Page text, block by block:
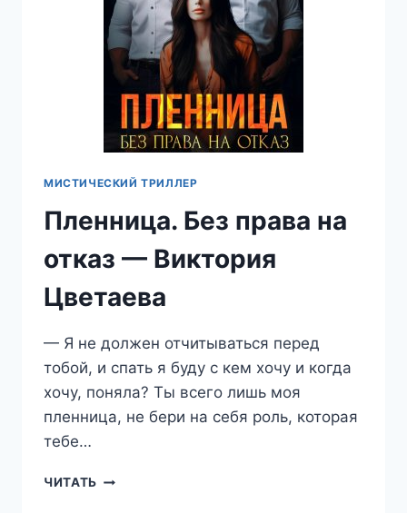
МИСТИЧЕСКИЙ ТРИЛЛЕР
Пленница. Без права на
отказ — Виктория
Цветаева
— Я не должен отчитываться перед
тобой, и спать я буду с кем хочу и когда
хочу, поняла? Ты всего лишь моя
пленница, не бери на себя роль, которая
тебе…
ЧИТАТЬ ПЛЕННИЦА.